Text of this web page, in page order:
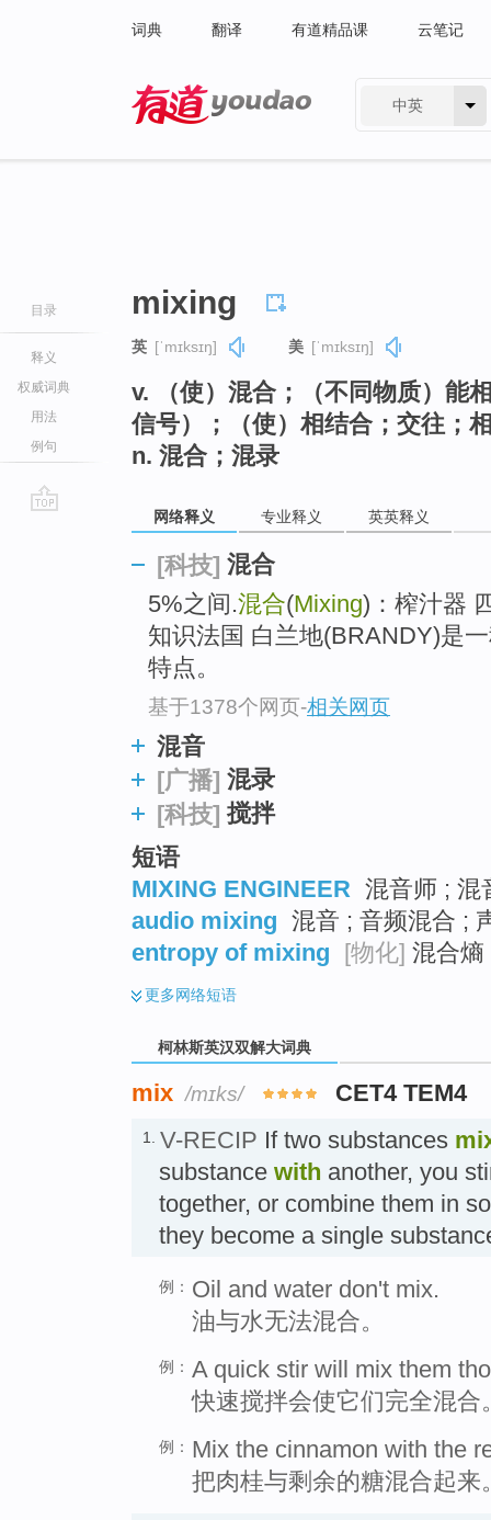
词典 翻译 有道精品课 云笔记
中英
目录
释义
权威词典
用法
例句
mixing
英 [ˈmɪksɪŋ] 美 [ˈmɪksɪŋ]
v. （使）混合；（不同物质）能
信号）；（使）相结合；交往；
n. 混合；混录
网络释义 专业释义 英英释义
[科技] 混合
5%之间.混合(Mixing)：榨汁器
知识法国 白兰地(BRANDY)是
特点。
基于1378个网页-相关网页
混音
[广播] 混录
[科技] 搅拌
短语
MIXING ENGINEER 混音师 ; 混
audio mixing 混音 ; 音频混合 ;
entropy of mixing
[物化] 混合熵
更多网络短语
柯林斯英汉双解大词典
mix /mɪks/ CET4 TEM4
1. V-RECIP If two substances
substance with another, you
together, or combine them in
they become a single
例： Oil and water don't mix.
油与水无法混合。
例： A quick stir will mix them
快速搅拌会使它们完全混合
例： Mix the cinnamon with the
把肉桂与剩余的糖混合起来